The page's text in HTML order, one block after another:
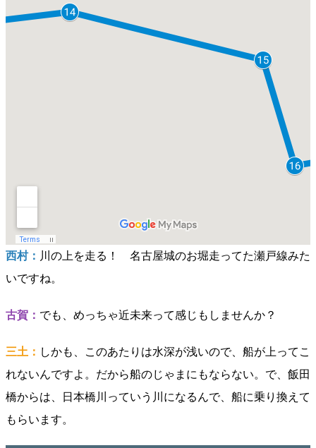
西村： 川の上を走る！ 名古屋城のお堀走ってた瀬戸線みた
いですね。
古賀： でも、めっちゃ近未来って感じもしませんか？
三土： しかも、このあたりは水深が浅いので、船が上ってこ
れないんですよ。だから船のじゃまにもならない。で、飯田
橋からは、日本橋川っていう川になるんで、船に乗り換えて
もらいます。